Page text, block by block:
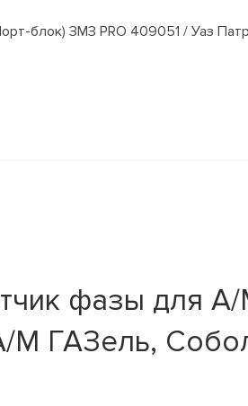
блок) ЗМЗ PRO 409051 / Уаз
фазы для
М ГАЗель,